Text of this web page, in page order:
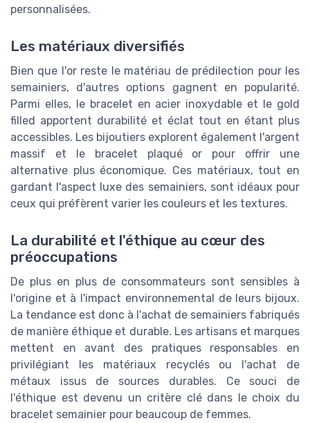
personnalisées.
Les matériaux diversifiés
Bien que l'or reste le matériau de prédilection pour les
semainiers, d'autres options gagnent en popularité.
Parmi elles, le bracelet en acier inoxydable et le gold
filled apportent durabilité et éclat tout en étant plus
accessibles. Les bijoutiers explorent également l'argent
massif et le bracelet plaqué or pour offrir une
alternative plus économique. Ces matériaux, tout en
gardant l'aspect luxe des semainiers, sont idéaux pour
ceux qui préfèrent varier les couleurs et les textures.
La durabilité et l'éthique au cœur des
préoccupations
De plus en plus de consommateurs sont sensibles à
l'origine et à l'impact environnemental de leurs bijoux.
La tendance est donc à l'achat de semainiers fabriqués
de manière éthique et durable. Les artisans et marques
mettent en avant des pratiques responsables en
privilégiant les matériaux recyclés ou l'achat de
métaux issus de sources durables. Ce souci de
l'éthique est devenu un critère clé dans le choix du
bracelet semainier pour beaucoup de femmes.